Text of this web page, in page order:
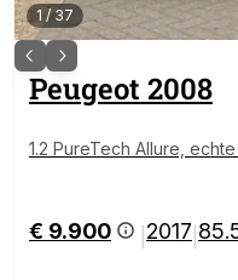
1 /37
Peugeot 2008
1.2 PureTech Allure,
€ 9.900 2017